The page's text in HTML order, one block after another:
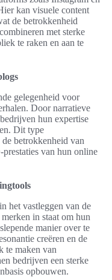
kan visuele content
de betrokkenheid
met sterke
te raken en aan te
gelegenheid voor
Door narratieve
hun expertise
Dit type
betrokkenheid van
van hun online
het vastleggen van de
in staat om hun
manier over te
creëren en de
te maken van
bedrijven een sterke
opbouwen.